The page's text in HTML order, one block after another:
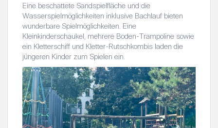
Eine beschattete Sandspielfläche und die
Wasserspielmöglichkeiten inklusive Bachlauf bieten
wunderbare Spielmöglichkeiten. Eine
Kleinkinderschaukel, mehrere Boden-Trampoline sowie
ein Kletterschiff und Kletter-Rutschkombis laden die
jüngeren Kinder zum Spielen ein.